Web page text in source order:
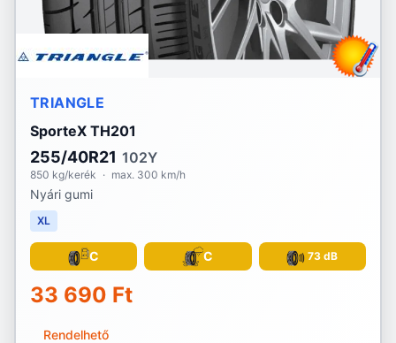
TRIANGLE
SporteX TH201
255/40R21 102Y
850 kg/kerék · max. 300 km/h
Nyári gumi
XL
C C 73 dB
33 690 Ft
Rendelhető